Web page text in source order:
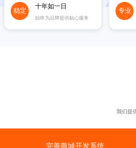
稳定
十年如一日
始终为品牌提供贴心服务
专业
我们提
完善商城开发系统